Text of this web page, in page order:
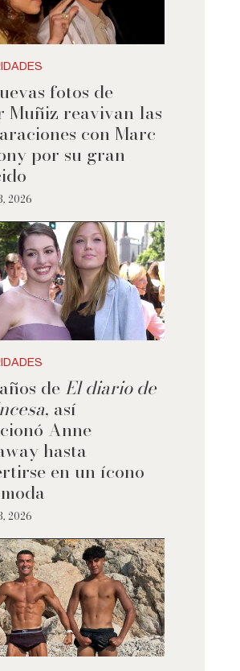
fotos de
Muñiz reavivan las
con Marc
por su gran
2026
de El diario de
, así
Anne
hasta
en un ícono
2026